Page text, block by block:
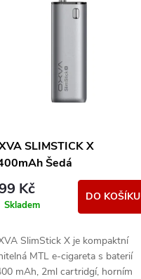
SLIMSTICK X
Šedá
Kč
Skladem
DO KOŠÍKU
SlimStick X je kompaktní
MTL e-cigareta s baterií
mAh, 2ml cartridgí, horním